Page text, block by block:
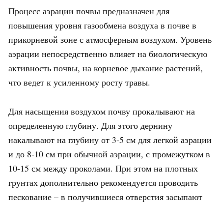
Процесс аэрации почвы предназначен для
повышения уровня газообмена воздуха в почве в
прикорневой зоне с атмосферным воздухом. Уровень
аэрации непосредственно влияет на биологическую
активность почвы, на корневое дыхание растений,
что ведет к усиленному росту травы.
Для насыщения воздухом почву прокалывают на
определенную глубину. Для этого дернину
накалывают на глубину от 3-5 см для легкой аэрации
и до 8-10 см при обычной аэрации, с промежутком в
10-15 см между проколами. При этом на плотных
грунтах дополнительно рекомендуется проводить
пескование – в получившиеся отверстия засыпают